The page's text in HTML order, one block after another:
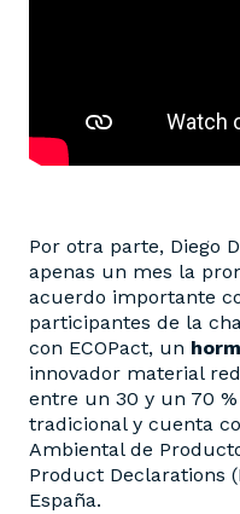
Por otra parte, Diego
apenas un mes la
acuerdo importante
participantes de la
con ECOPact, un
innovador material
entre un 30 y un 70
tradicional y cuenta
Ambiental de
Product Declarations
España.